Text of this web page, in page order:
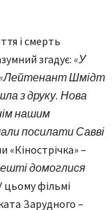
і смерть
згадує: «У
«Лейтенант Шмідт
з друку. Нова
нашим
посилати Савві
«Кінострічка» –
домоглися
цьому фільмі
Зарудного –